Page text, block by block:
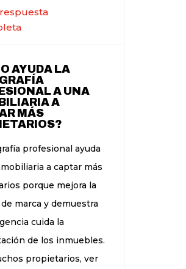
AYUDA LA
A UNA
A
MÁS
profesional ayuda
a captar más
porque mejora la
marca y demuestra
cuida la
de los inmuebles.
propietarios, ver